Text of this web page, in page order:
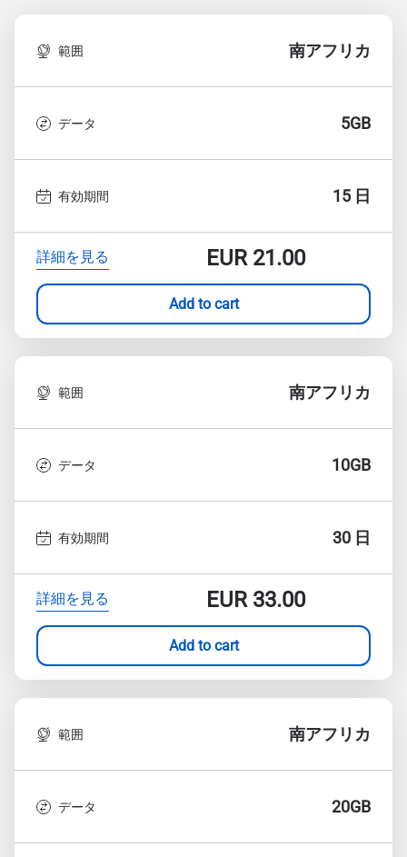
範囲 南アフリカ
データ 5GB
有効期間 15 日
詳細を見る EUR21.00
Add to cart
範囲 南アフリカ
データ 10GB
有効期間 30 日
詳細を見る EUR33.00
Add to cart
範囲 南アフリカ
データ 20GB